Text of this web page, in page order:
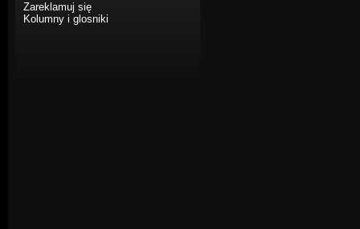
Zareklamuj się
Kolumny i glosniki